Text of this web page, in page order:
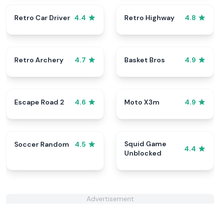
Retro Car Driver 4.4 Retro Highway 4.8
Retro Archery 4.7 Basket Bros 4.9
Escape Road 2 4.6 Moto X3m 4.9
Soccer Random 4.5
Squid Game
Unblocked
4.4
Advertisement